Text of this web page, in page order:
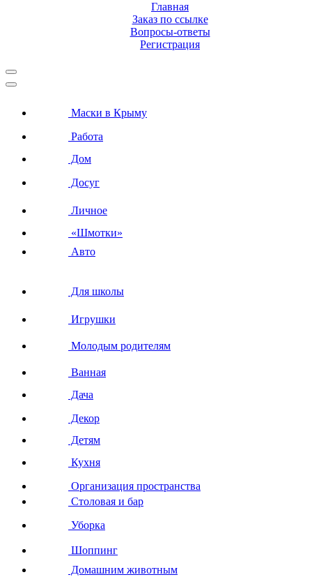
Главная
Заказ по ссылке
Вопросы-ответы
Регистрация
Маски в Крыму
Работа
Дом
Досуг
Личное
«Шмотки»
Авто
Для школы
Игрушки
Молодым родителям
Ванная
Дача
Декор
Детям
Кухня
Организация пространства
Столовая и бар
Уборка
Шоппинг
Домашним животным